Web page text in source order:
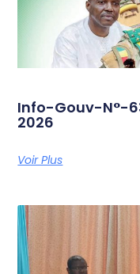
Info-Gouv-N°-
2026
Voir Plus